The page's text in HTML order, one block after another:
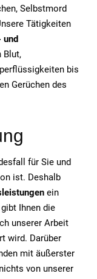
Selbstmord
Tätigkeiten
und
Blut,
bis
Gerüchen des
für Sie und
ist. Deshalb
ein
Ihnen die
unserer Arbeit
wird. Darüber
mit äußerster
von unserer